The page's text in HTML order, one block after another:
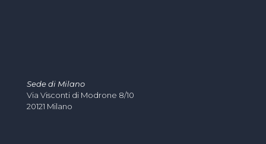
Sede di Milano
Via Visconti di Modrone 8/10
20121 Milano